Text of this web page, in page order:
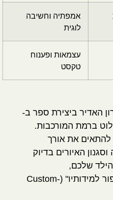
אמפתיה וחשיבה
לוגית
עצמאות ופענוח
טקסט
האדיר ביצירת ספר ב-
ברמת המורכבות.
את אורך
האיורים בדיוק
שלכם,
כך שכל ספר הופך ל"תפור למידותיו" (Custom-